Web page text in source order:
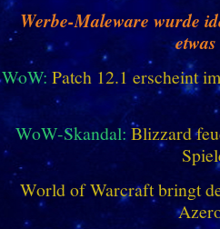
Werbe-Maleware wurde
WoW: Patch 12.1 erscheint
WoW-Skandal: Blizzard
World of Warcraft bringt